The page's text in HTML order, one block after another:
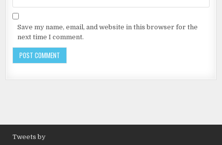
Save my name, email, and website in this browser for the
next time I comment.
Tweets by